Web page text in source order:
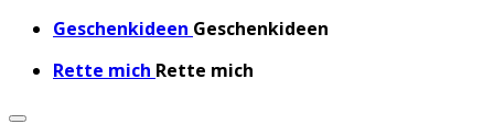
Geschenkideen Geschenkideen
Rette mich Rette mich